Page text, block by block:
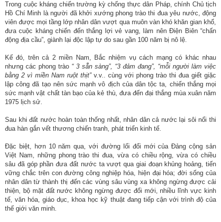
TĐKT
Điển
hình
tiến
Phong
trào
thi
Chính
trị
-
Kinh
tế
-
Xã
hội
Trong cuộc kháng chiến trường kỳ chống thực dân Pháp, chính Chủ tịch
Hồ Chí Minh là người đã khởi xướng phong trào thi đua yêu nước, động
viên được mọi tầng lớp nhân dân vượt qua muôn vàn khó khăn gian khổ,
đưa cuộc kháng chiến đến thắng lợi vẻ vang, làm nên Điện Biên “chấn
động địa cầu”, giành lại độc lập tự do sau gần 100 năm bị nô lệ.
Kế đó, trên cả 2 miền Nam, Bắc nhiệm vụ cách mạng có khác nhau
nhưng các phong trào “ 3 sẵn sàng”, “3 đảm đang”, “mỗi người làm việc
bằng 2 vì miền Nam ruột thịt”v.v.. cùng với phong trào thi đua giết giặc
lập công đã tạo nên sức mạnh vô địch của dân tộc ta, chiến thắng mọi
sức mạnh vật chất tàn bạo của kẻ thù, đưa đến đại thắng mùa xuân năm
1975 lịch sử.
Sau khi đất nước hoàn toàn thống nhất, nhân dân cả nước lại sôi nổi thi
đua hàn gắn vết thương chiến tranh, phát triển kinh tế.
Đặc biệt, hơn 10 năm qua, với đường lối đổi mới của Đảng cộng sản
Việt Nam, những phong trào thi đua, vừa có chiều rộng, vừa có chiều
sâu đã góp phần đưa đất nước ta vượt qua giai đoạn khủng hoảng, tiến
vững chắc trên con đường công nghiệp hóa, hiện đại hóa; đời sống của
nhân dân từ thành thị đến các vùng sâu vùng xa không ngừng được cải
thiện, bộ mặt đất nước không ngừng được đổi mới, nhiều lĩnh vực kinh
tế, văn hóa, giáo dục, khoa học kỹ thuật đang tiếp cận với trình độ của
thế giới văn minh.